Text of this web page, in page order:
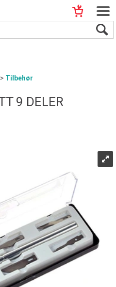
Tilbehør
9 DELER